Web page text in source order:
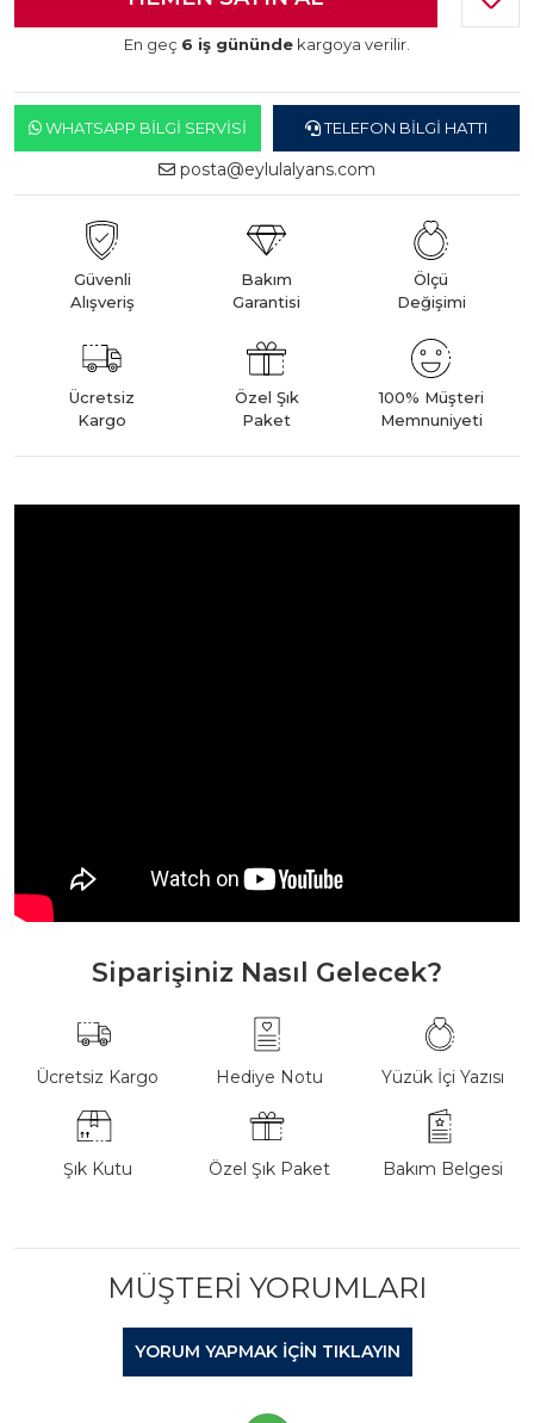
En geç 6 iş gününde kargoya verilir.
WHATSAPP BILGI SERVISI TELEFON BILGI HATTI
posta@eylulalyans.com
Güvenli
Alışveriş
Bakım
Garantisi
Ölçü
Değişimi
Ücretsiz
Kargo
Özel Şık
Paket
100% Müşteri
Memnuniyeti
Siparişiniz Nasıl Gelecek?
Ücretsiz Kargo Hediye Notu Yüzük İçi Yazısı
Şık Kutu Özel Şık Paket Bakım Belgesi
MÜŞTERI YORUMLARI
YORUM YAPMAK IÇIN TIKLAYIN